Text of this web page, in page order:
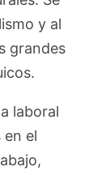
y al
grandes
laboral
en el